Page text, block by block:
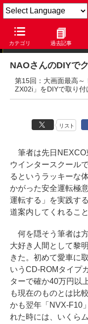
カテゴリ 過去記事
DIYでクルマいじり
NAOさんのDIYで
第15回：大画面最高～
ZX02i」をDIYで取り付
リスト
筆者は先日NEXCO
ウインタースクール
るというラッキーな
かがった安全運転極
運転する」を実践す
道案内してくれるこ
何を隠そう筆者は
大好き人間として黎
きた。初めて愛車に
いうCD-ROMタイプ
ターで確か40万円以
も現在のものとは比
かも翌年「NVX-F10
れた時には、いくら